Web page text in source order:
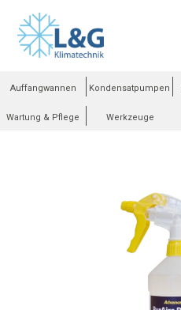
Auffangwannen Kondensatpumpen
Wartung & Pflege Werkzeuge